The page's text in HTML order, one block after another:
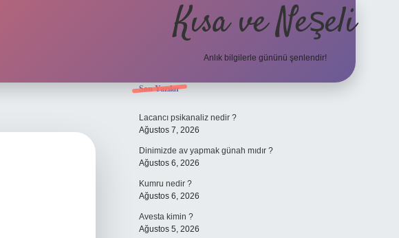
Kısa ve Neşeli
Anlık bilgilerle gününü şenlendir!
Sidebar
Son Yazılar
Lacancı psikanaliz nedir ?
Ağustos 7, 2026
Dinimizde av yapmak günah mıdır ?
Ağustos 6, 2026
Kumru nedir ?
Ağustos 6, 2026
Avesta kimin ?
Ağustos 5, 2026